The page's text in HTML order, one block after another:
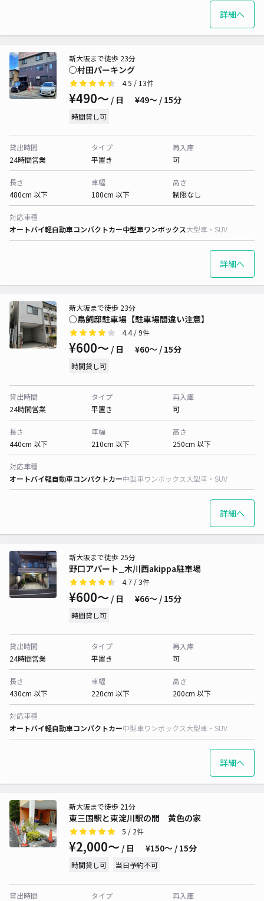
詳細へ
○村田パーキング
新大阪まで徒歩 23分
4.5 / 13件
¥490〜 / 日 ¥49〜 / 15分
時間貸し可
貸出時間
24時間営業
タイプ
平置き
再入庫
可
長さ
480cm 以下
車幅
180cm 以下
高さ
制限なし
対応車種
オートバイ軽自動車コンパクトカー中型車ワンボックス大型車・SUV
詳細へ
○鳥飼邸駐車場【駐車場間違い注意】
新大阪まで徒歩 23分
4.4/ 9件
¥600〜 / 日 ¥60〜 / 15分
時間貸し可
貸出時間
24時間営業
タイプ
平置き
再入庫
可
長さ
440cm 以下
車幅
210cm 以下
高さ
250cm 以下
対応車種
オートバイ軽自動車コンパクトカー中型車ワンボックス大型車・SUV
詳細へ
野口アパート_木川西akippa駐車場
新大阪まで徒歩 25分
4.7 / 3件
¥600〜 / 日 ¥66〜 / 15分
時間貸し可
貸出時間
24時間営業
タイプ
平置き
再入庫
可
長さ
430cm 以下
車幅
220cm 以下
高さ
200cm 以下
対応車種
オートバイ軽自動車コンパクトカー中型車ワンボックス大型車・SUV
詳細へ
東三国駅と東淀川駅の間 黄色の家
新大阪まで徒歩 21分
5 / 2件
¥2,000〜 / 日 ¥150〜 / 15分
時間貸し可 当日予約不可
貸出時間
タイプ
再入庫